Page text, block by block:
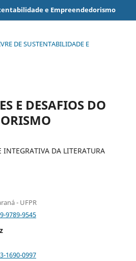
e Empreendedorismo
DE SUSTENTABILIDADE E
E DESAFIOS DO
INTEGRATIVA DA LITERATURA
- UFPR
9789-9545
1690-0997